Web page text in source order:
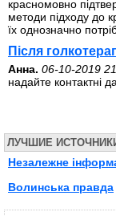
красномовно
методи підходу до
їх однозначно
Після
Анна. 06-10-2019
надайте контактні
ЛУЧШИЕ
Незалежне
Волинська правда